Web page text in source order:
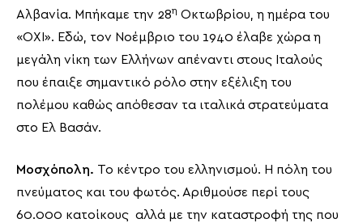
Αλβανία. Μπήκαμε την 28η Οκτωβρίου, η ημέρα του
«ΟΧΙ». Εδώ, τον Νοέμβριο του 1940 έλαβε χώρα η
μεγάλη νίκη των Ελλήνων απέναντι στους Ιταλούς
που έπαιξε σημαντικό ρόλο στην εξέλιξη του
πολέμου καθώς απόθεσαν τα ιταλικά στρατεύματα
στο Ελ Βασάν.
Μοσχόπολη. Το κέντρο του ελληνισμού. Η πόλη του
πνεύματος και του φωτός. Αριθμούσε περί τους
60.000 κατοίκους αλλά με την καταστροφή της που